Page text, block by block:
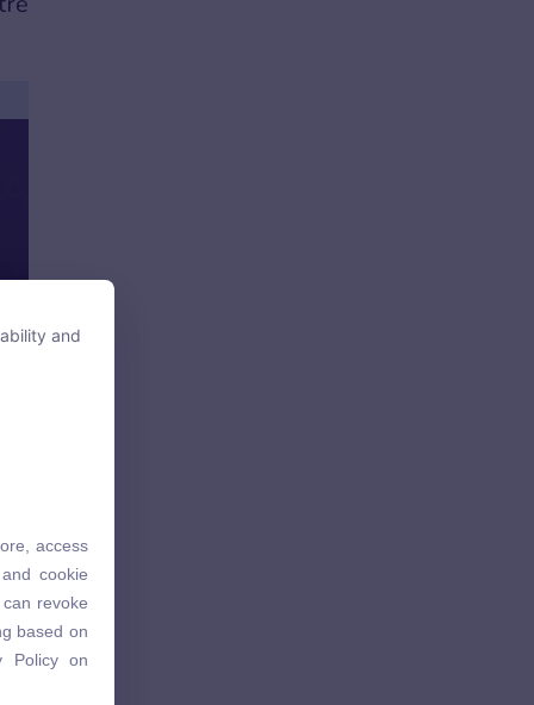
and
cookie
revoke
based on
on
and
access
cookie
revoke
based on
Policy on